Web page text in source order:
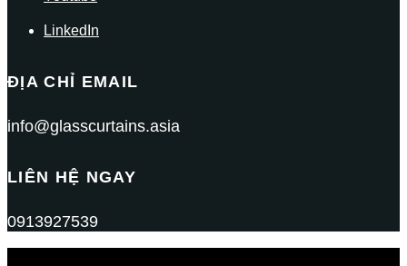
LinkedIn
ĐỊA CHỈ EMAIL
info@glasscurtains.asia
LIÊN HỆ NGAY
0913927539